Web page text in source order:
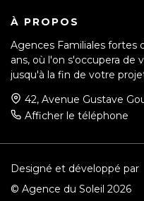
À PROPOS
Agences Familiales fortes
ans, où l'on s'occupera
jusqu'à la fin de votre
42, Avenue Gustave
Afficher le téléphone
Designé et développé par
© Agence du Soleil 2026